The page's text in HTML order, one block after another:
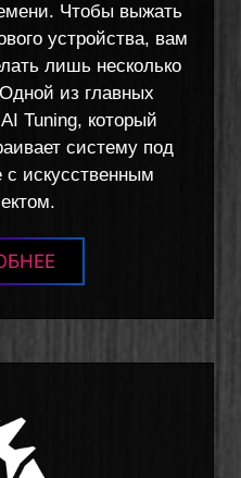
Чтобы выжать
устройства, вам
лишь несколько
из главных
Tuning, который
систему под
с искусственным